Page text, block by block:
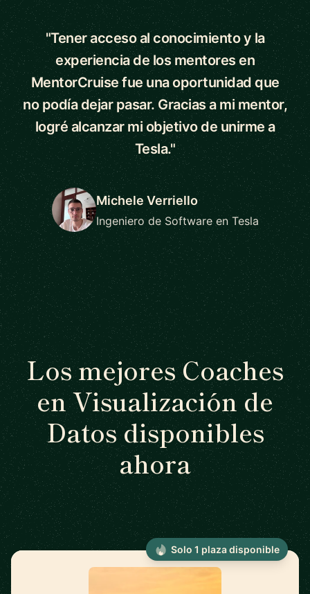
"Tener acceso al conocimiento y la
experiencia de los mentores en
MentorCruise fue una oportunidad que
no podía dejar pasar. Gracias a mi mentor,
logré alcanzar mi objetivo de unirme a
Tesla."
Michele Verriello
Ingeniero de Software en Tesla
Los mejores Coaches
en Visualización de
Datos disponibles
ahora
Solo 1 plaza disponible